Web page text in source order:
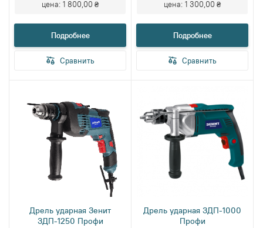
цена: 1 800,00 ₴
Подробнее
Сравнить
цена: 1 300,00 ₴
Подробнее
Сравнить
Дрель ударная Зенит
ЗДП-1250 Профи
Дрель ударная ЗДП-1000
Профи